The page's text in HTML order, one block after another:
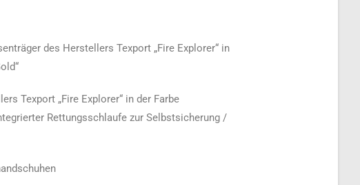
des Herstellers Texport „Fire Explorer“ in
Texport „Fire Explorer“ in der Farbe
Rettungsschlaufe zur Selbstsicherung /